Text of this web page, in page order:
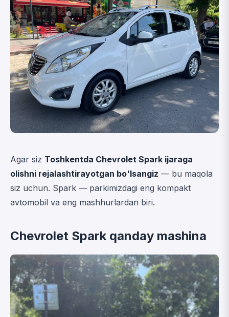
Agar siz Toshkentda Chevrolet Spark ijaraga
olishni rejalashtirayotgan bo'lsangiz — bu maqola
siz uchun. Spark — parkimizdagi eng kompakt
avtomobil va eng mashhurlardan biri.
Chevrolet Spark qanday mashina